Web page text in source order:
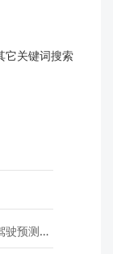
它关键词搜索
型挑战赛